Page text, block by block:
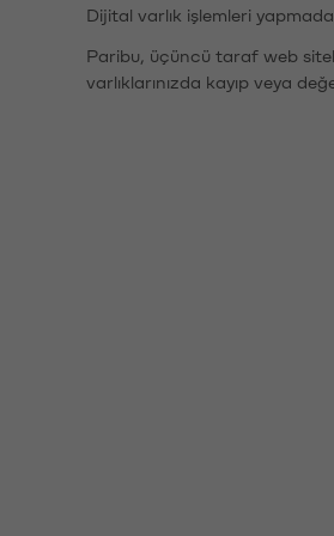
Dijital varlık işlemleri
Paribu, üçüncü taraf web
varlıklarınızda kayıp veya